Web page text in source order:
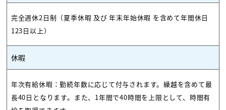
完全週休2日制（夏季休暇 及び 年末年始休暇 を含めて年間休日
123日以上）
休暇
年次有給休暇：勤続年数に応じて付与されます。繰越を含めて最
長40日となります。また、1年間で40時間を上限として、時間有